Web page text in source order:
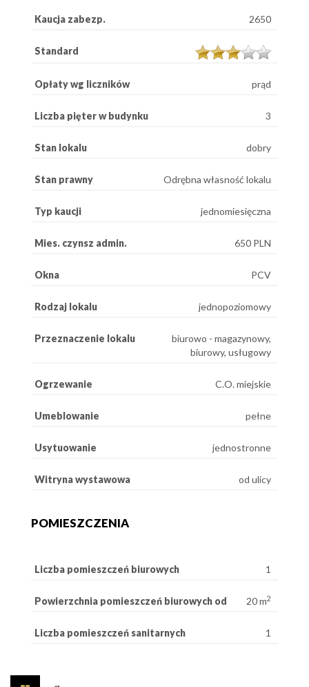
Kaucja zabezp. 2650
Standard
Opłaty wg liczników prąd
Liczba pięter w budynku 3
Stan lokalu dobry
Stan prawny Odrębna własność lokalu
Typ kaucji jednomiesięczna
Mies. czynsz admin. 650 PLN
Okna PCV
Rodzaj lokalu jednopoziomowy
Przeznaczenie lokalu
biurowo - magazynowy,
biurowy, usługowy
Ogrzewanie C.O. miejskie
Umeblowanie pełne
Usytuowanie jednostronne
Witryna wystawowa od ulicy
POMIESZCZENIA
Liczba pomieszczeń biurowych 1
Powierzchnia pomieszczeń biurowych od 20 m2
Liczba pomieszczeń sanitarnych 1